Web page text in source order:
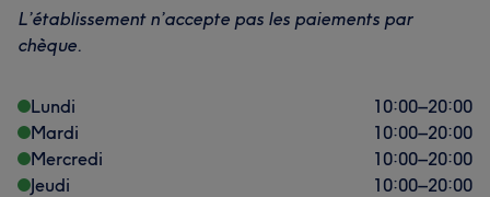
L’établissement n’accepte pas les paiements par
chèque.
Lundi 10:00–20:00
Mardi
10:00–20:00
Mercredi
10:00–20:00
Jeudi
10:00–20:00